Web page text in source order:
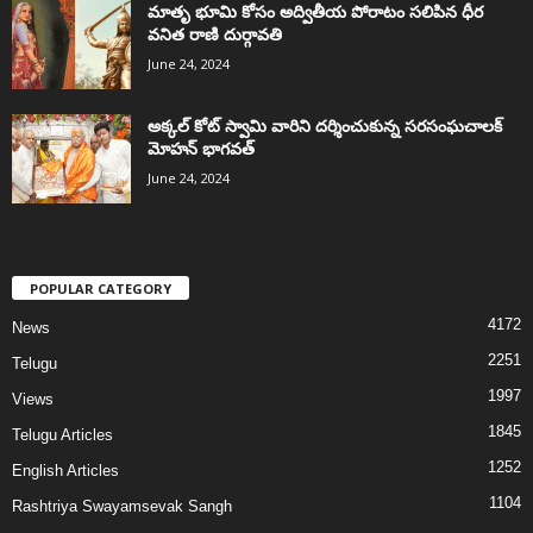
మాతృ భూమి కోసం అద్వితీయ పోరాటం సలిపిన ధీర
వనిత రాణి దుర్గావతి
June 24, 2024
అక్కల్‌ కోట్‌ స్వామి వారిని దర్శించుకున్న సరసంఘచాలక్
మోహన్ భాగవత్
June 24, 2024
POPULAR CATEGORY
News 4172
Telugu 2251
Views 1997
Telugu Articles 1845
English Articles 1252
Rashtriya Swayamsevak Sangh 1104